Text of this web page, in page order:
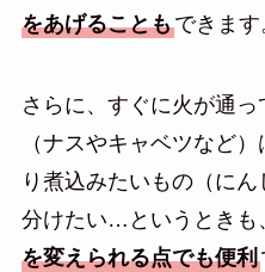
をあげることもできます
さらに、すぐに火が通
（ナスやキャベツなど
り煮込みたいもの（に
分けたい…というときも
を変えられる点でも便利